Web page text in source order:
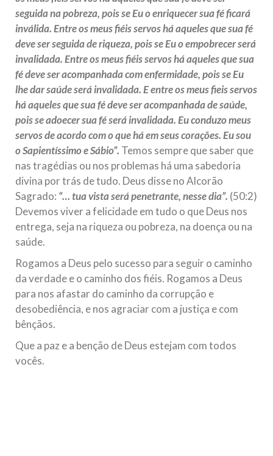
seguida na pobreza, pois se Eu o enriquecer sua fé ficará
inválida. Entre os meus fiéis servos há aqueles que sua fé
deve ser seguida de riqueza, pois se Eu o empobrecer será
invalidada. Entre os meus fiéis servos há aqueles que sua
fé deve ser acompanhada com enfermidade, pois se Eu
lhe dar saúde será invalidada. E entre os meus fieis servos
há aqueles que sua fé deve ser acompanhada de saúde,
pois se adoecer sua fé será invalidada. Eu conduzo meus
servos de acordo com o que há em seus corações. Eu sou
o Sapientíssimo e Sábio”. Temos sempre que saber que
nas tragédias ou nos problemas há uma sabedoria
divina por trás de tudo. Deus disse no Alcorão
Sagrado: “… tua vista será penetrante, nesse dia”. (50:2)
Devemos viver a felicidade em tudo o que Deus nos
entrega, seja na riqueza ou pobreza, na doença ou na
saúde.
Rogamos a Deus pelo sucesso para seguir o caminho
da verdade e o caminho dos fiéis. Rogamos a Deus
para nos afastar do caminho da corrupção e
desobediência, e nos agraciar com a justiça e com
bênçãos.
Que a paz e a benção de Deus estejam com todos
vocês.